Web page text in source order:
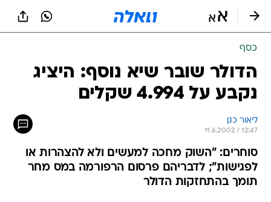
כסף
הדולר שובר שיא נוסף: היציג
נקבע על 4.994 שקלים
ליאור כגן
11.6.2002 / 12:47
סוחרים: "השוק מחכה למעשים ולא להצהרות או
לפגישות"; לדבריהם פרסום הרפורמה במס מחר
תומך בהתחזקות הדולר